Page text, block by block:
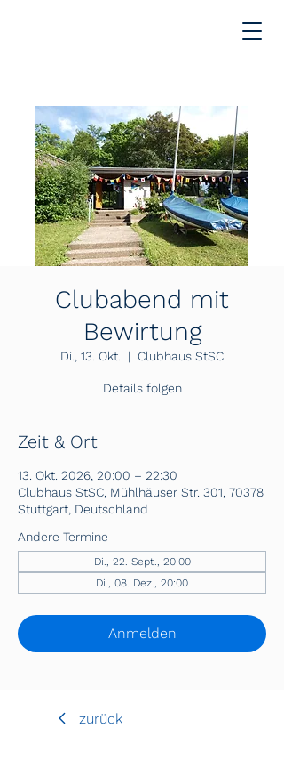
Clubabend mit
Bewirtung
Di., 13. Okt.
  |
Clubhaus StSC
Details folgen
Zeit & Ort
13. Okt. 2026, 20:00 – 22:30
Clubhaus StSC, Mühlhäuser Str. 301, 70378
Stuttgart, Deutschland
Andere Termine
Di., 22. Sept., 20:00
Di., 08. Dez., 20:00
Anmelden
zurück